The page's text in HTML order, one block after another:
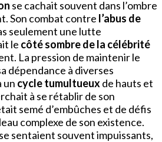
se cachait souvent dans l’ombre
Son combat contre l’abus de
seulement une lutte
le côté sombre de la célébrité
La pression de maintenir le
dépendance à diverses
un cycle tumultueuxde hauts et
à se rétablir de son
semé d’embûches et de défis
complexe de son existence.
sentaient souvent impuissants,